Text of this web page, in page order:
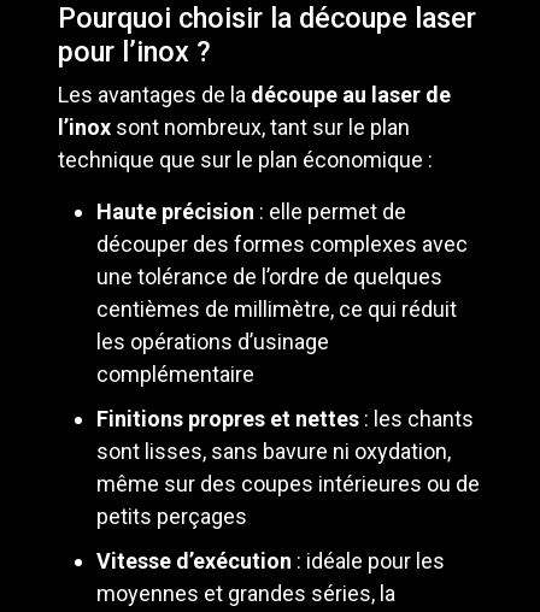
Pourquoi choisir la découpe laser
pour l’inox ?
Les avantages de la découpe au laser de
l’inox sont nombreux, tant sur le plan
technique que sur le plan économique :
Haute précision : elle permet de
découper des formes complexes avec
une tolérance de l’ordre de quelques
centièmes de millimètre, ce qui réduit
les opérations d’usinage
complémentaire
Finitions propres et nettes : les chants
sont lisses, sans bavure ni oxydation,
même sur des coupes intérieures ou de
petits perçages
Vitesse d’exécution : idéale pour les
moyennes et grandes séries, la